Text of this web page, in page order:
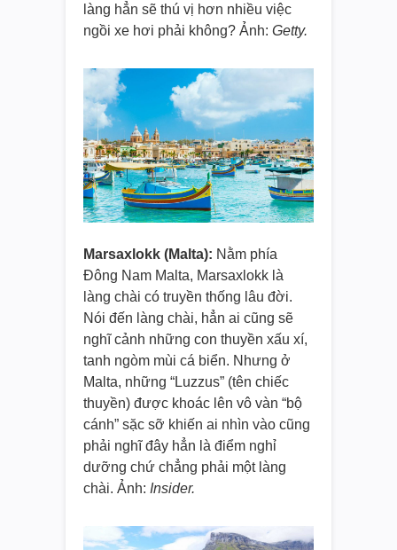
làng hẳn sẽ thú vị hơn nhiều việc
ngồi xe hơi phải không? Ảnh: Getty.
Marsaxlokk (Malta): Nằm phía
Đông Nam Malta, Marsaxlokk là
làng chài có truyền thống lâu đời.
Nói đến làng chài, hẳn ai cũng sẽ
nghĩ cảnh những con thuyền xấu xí,
tanh ngòm mùi cá biển. Nhưng ở
Malta, những “Luzzus” (tên chiếc
thuyền) được khoác lên vô vàn “bộ
cánh” sặc sỡ khiến ai nhìn vào cũng
phải nghĩ đây hẳn là điểm nghỉ
dưỡng chứ chẳng phải một làng
chài. Ảnh: Insider.